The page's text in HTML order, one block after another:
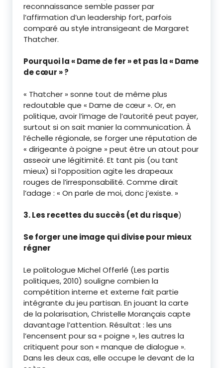
reconnaissance semble passer par
l’affirmation d’un leadership fort, parfois
comparé au style intransigeant de Margaret
Thatcher.
Pourquoi la « Dame de fer » et pas la « Dame
de cœur » ?
« Thatcher » sonne tout de même plus
redoutable que « Dame de cœur ». Or, en
politique, avoir l’image de l’autorité peut payer,
surtout si on sait manier la communication. À
l’échelle régionale, se forger une réputation de
« dirigeante à poigne » peut être un atout pour
asseoir une légitimité. Et tant pis (ou tant
mieux) si l’opposition agite les drapeaux
rouges de l’irresponsabilité. Comme dirait
l’adage : « On parle de moi, donc j’existe. »
3. Les recettes du succès (et du risque)
Se forger une image qui divise pour mieux
régner
Le politologue Michel Offerlé (Les partis
politiques, 2010) souligne combien la
compétition interne et externe fait partie
intégrante du jeu partisan. En jouant la carte
de la polarisation, Christelle Morançais capte
davantage l’attention. Résultat : les uns
l’encensent pour sa « poigne », les autres la
critiquent pour son « manque de dialogue ».
Dans les deux cas, elle occupe le devant de la